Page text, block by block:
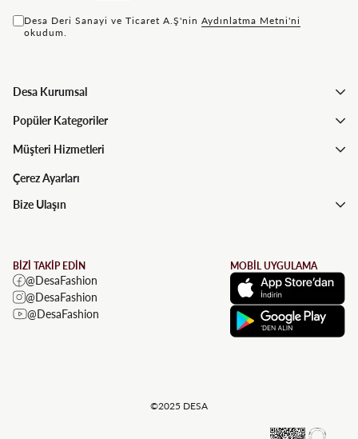
Desa Deri Sanayi ve Ticaret A.Ş'nin Aydınlatma Metni'ni
okudum.
Desa Kurumsal
Popüler Kategoriler
Müşteri Hizmetleri
Çerez Ayarları
Bize Ulaşın
BİZİ TAKİP EDİN
@DesaFashion
@DesaFashion
@DesaFashion
MOBİL UYGULAMA
©2025 DESA